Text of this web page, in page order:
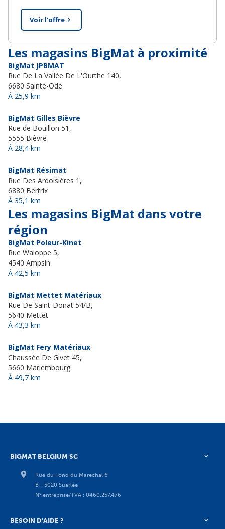
Voir l’offre
Les magasins BigMat à proximité
BigMat JPBMAT
Rue De La Vallée De L'Ourthe 140,
6680 Sainte-Ode
À 25,9 km
BigMat Gilles Bièvre
Rue de Bouillon 51,
5555 Bièvre
À 28,4 km
BigMat Résimat
Rue Des Ardoisières 1,
6880 Bertrix
À 35,1 km
Les magasins BigMat dans votre
région
BigMat Poleur-Kinet
Rue Waloppe 5,
4540 Ampsin
À 42,5 km
BigMat Mettet Matériaux
Rue De Saint-Donat 54/B,
5640 Mettet
À 43,3 km
BigMat Fery Matériaux
Chaussée De Givet 45,
5660 Mariembourg
À 49,7 km
BIGMAT BELGIUM SC
Rue du Fond du Maréchal 6
B - 5020 Suarlée
N° entreprise/TVA : 0460.257.476
BESOIN D'AIDE ?